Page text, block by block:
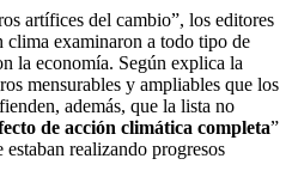
artífices del cambio”, los editores
clima examinaron a todo tipo de
la economía. Según explica la
mensurables y ampliables que los
además, que la lista no
de acción climática completa”
realizando progresos